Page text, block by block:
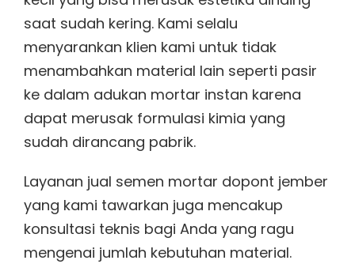
saat sudah kering. Kami selalu
menyarankan klien kami untuk tidak
menambahkan material lain seperti pasir
ke dalam adukan mortar instan karena
dapat merusak formulasi kimia yang
sudah dirancang pabrik.
Layanan jual semen mortar dopont jember
yang kami tawarkan juga mencakup
konsultasi teknis bagi Anda yang ragu
mengenai jumlah kebutuhan material.